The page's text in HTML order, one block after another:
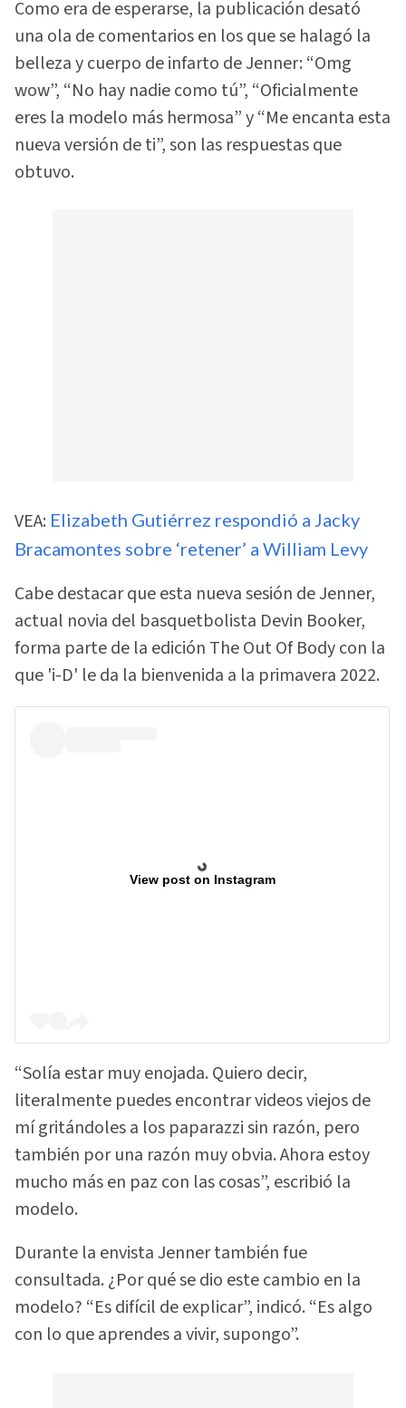
Como era de esperarse, la publicación desató
una ola de comentarios en los que se halagó la
belleza y cuerpo de infarto de Jenner: “Omg
wow”, “No hay nadie como tú”, “Oficialmente
eres la modelo más hermosa” y “Me encanta esta
nueva versión de ti”, son las respuestas que
obtuvo.
VEA: Elizabeth Gutiérrez respondió a Jacky
Bracamontes sobre ‘retener’ a William Levy
Cabe destacar que esta nueva sesión de Jenner,
actual novia del basquetbolista Devin Booker,
forma parte de la edición The Out Of Body con la
que 'i-D' le da la bienvenida a la primavera 2022.
View post on Instagram
“Solía ​​estar muy enojada. Quiero decir,
literalmente puedes encontrar videos viejos de
mí gritándoles a los paparazzi sin razón, pero
también por una razón muy obvia. Ahora estoy
mucho más en paz con las cosas”, escribió la
modelo.
Durante la envista Jenner también fue
consultada. ¿Por qué se dio este cambio en la
modelo? “Es difícil de explicar”, indicó. “Es algo
con lo que aprendes a vivir, supongo”.